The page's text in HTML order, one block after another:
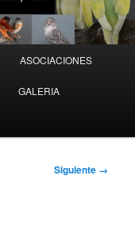
ASOCIACIONES
GALERIA
Siguiente →